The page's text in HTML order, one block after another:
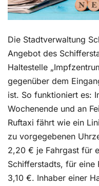
Die Stadtverwaltung
Angebot des
Haltestelle
gegenüber dem
ist. So funktioniert es:
Wochenende und an
Ruftaxi fährt wie ein
zu vorgegebenen
2,20 € je Fahrgast für
Schifferstadts, für eine
3,10 €. Inhaber einer